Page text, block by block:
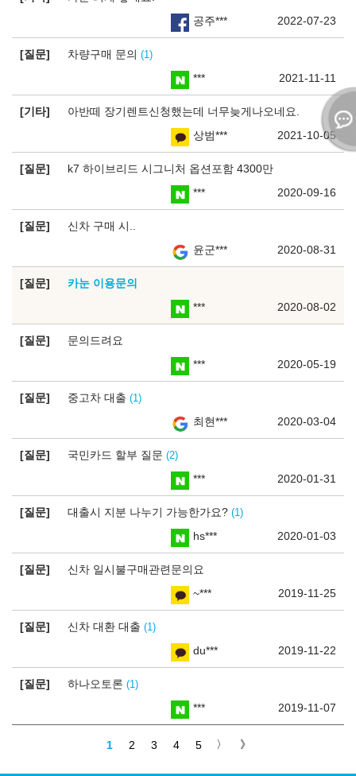
2022-07-23
공주***
질문 차량구매 문의 1
2021-11-11
***
기타
아반떼 장기렌트신청했는데 너무늦게나오네요.
2021-10-05
상범***
질문
k7 하이브리드 시그니처 옵션포함 4300만
2020-09-16
***
질문
신차 구매 시..
2020-08-31
윤군***
질문
카눈 이용문의
2020-08-02
***
질문
문의드려요
2020-05-19
***
질문 중고차 대출 1
2020-03-04
최현***
질문 국민카드 할부 질문 2
2020-01-31
***
질문 대출시 지분 나누기 가능한가요? 1
2020-01-03
hs***
질문
신차 일시불구매관련문의요
2019-11-25
~***
질문 신차 대환 대출 1
2019-11-22
du***
질문 하나오토론 1
2019-11-07
***
1 2 3 4 5